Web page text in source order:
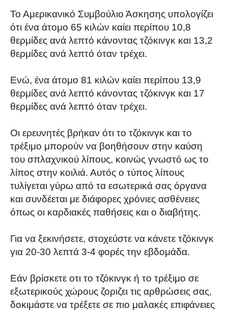
Το Αμερικανικό Συμβούλιο Άσκησης υπολογίζει
ότι ένα άτομο 65 κιλών καίει περίπου 10,8
θερμίδες ανά λεπτό κάνοντας τζόκινγκ και 13,2
θερμίδες ανά λεπτό όταν τρέχει.
Ενώ, ένα άτομο 81 κιλών καίει περίπου 13,9
θερμίδες ανά λεπτό κάνοντας τζόκινγκ και 17
θερμίδες ανά λεπτό όταν τρέχει.
Οι ερευνητές βρήκαν ότι το τζόκινγκ και το
τρέξιμο μπορούν να βοηθήσουν στην καύση
του σπλαχνικού λίπους, κοινώς γνωστό ως το
λίπος στην κοιλιά. Αυτός ο τύπος λίπους
τυλίγεται γύρω από τα εσωτερικά σας όργανα
και συνδέεται με διάφορες χρόνιες ασθένειες
όπως οι καρδιακές παθήσεις και ο διαβήτης.
Για να ξεκινήσετε, στοχεύστε να κάνετε τζόκινγκ
για 20-30 λεπτά 3-4 φορές την εβδομάδα.
Εάν βρίσκετε οτι το τζόκινγκ ή το τρέξιμο σε
εξωτερικούς χώρους ζοριζει τις αρθρώσεις σας,
δοκιμάστε να τρέξετε σε πιο μαλακές επιφάνειες